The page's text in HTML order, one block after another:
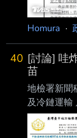
如下
請教一下陳
「產品」？
Homura ·
40 [討論] 哇
苗
地檢署新聞
及冷鏈運輸
全面炸開了
燒 https://